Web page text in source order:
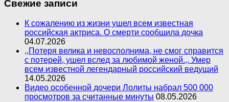
Свежие записи
К сожалению из жизни ушел всем известная
российская актриса. О смерти сообщила дочка
04.07.2026
,,Потеря велика и невосполнима, не смог справится
с потерей, ушел вслед за любимой женой.,, Умер
всем известной легендарный российский ведущий
14.05.2026
Видео особенной дочери Лолиты набрал 500 000
просмотров за считанные минуты 08.05.2026